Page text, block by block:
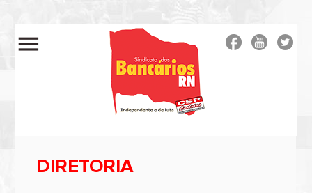
menu
DIRETORIA